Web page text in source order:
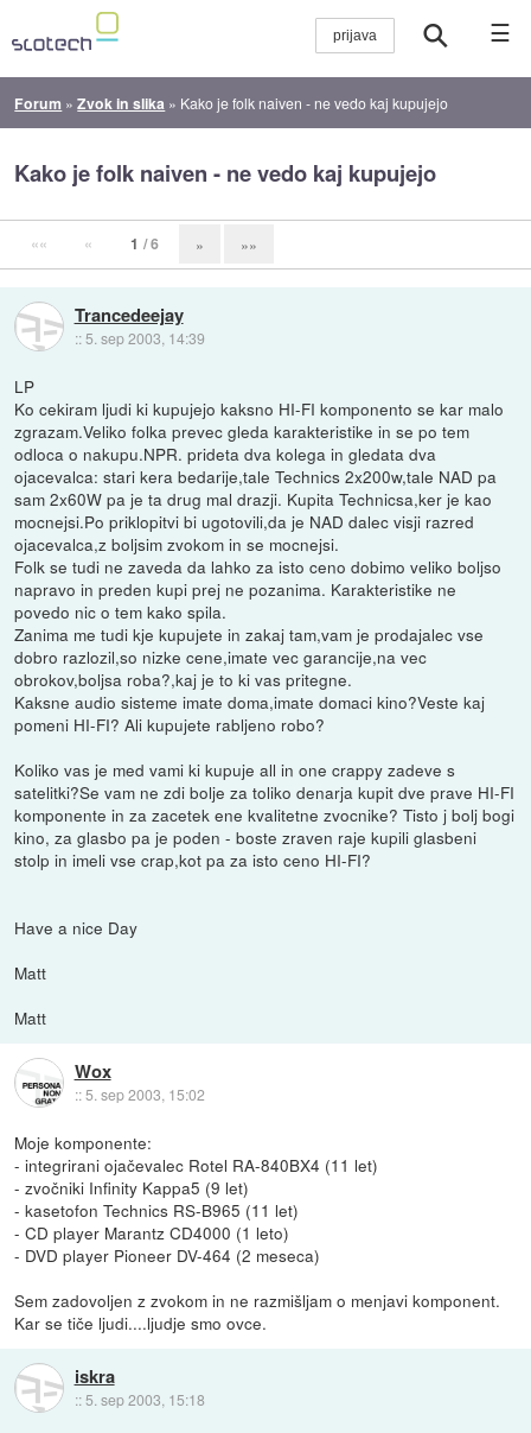
☰
Forum »Zvok in slika » Kako je folk naiven - ne vedo kaj kupujejo
Kako je folk naiven - ne vedo kaj kupujejo
«« « 1 / 6 » »»
Trancedeejay
:: 5. sep 2003, 14:39
LP
Ko cekiram ljudi ki kupujejo kaksno HI-FI komponento se kar malo
zgrazam.Veliko folka prevec gleda karakteristike in se po tem
odloca o nakupu.NPR. prideta dva kolega in gledata dva
ojacevalca: stari kera bedarije,tale Technics 2x200w,tale NAD pa
sam 2x60W pa je ta drug mal drazji. Kupita Technicsa,ker je kao
mocnejsi.Po priklopitvi bi ugotovili,da je NAD dalec visji razred
ojacevalca,z boljsim zvokom in se mocnejsi.
Folk se tudi ne zaveda da lahko za isto ceno dobimo veliko boljso
napravo in preden kupi prej ne pozanima. Karakteristike ne
povedo nic o tem kako spila.
Zanima me tudi kje kupujete in zakaj tam,vam je prodajalec vse
dobro razlozil,so nizke cene,imate vec garancije,na vec
obrokov,boljsa roba?,kaj je to ki vas pritegne.
Kaksne audio sisteme imate doma,imate domaci kino?Veste kaj
pomeni HI-FI? Ali kupujete rabljeno robo?
Koliko vas je med vami ki kupuje all in one crappy zadeve s
satelitki?Se vam ne zdi bolje za toliko denarja kupit dve prave HI-FI
komponente in za zacetek ene kvalitetne zvocnike? Tisto j bolj bogi
kino, za glasbo pa je poden - boste zraven raje kupili glasbeni
stolp in imeli vse crap,kot pa za isto ceno HI-FI?
Have a nice Day
Matt
Matt
Wox
::5. sep 2003, 15:02
Moje komponente:
- integrirani ojačevalec Rotel RA-840BX4 (11 let)
- zvočniki Infinity Kappa5 (9 let)
- kasetofon Technics RS-B965 (11 let)
- CD player Marantz CD4000 (1 leto)
- DVD player Pioneer DV-464 (2 meseca)
Sem zadovoljen z zvokom in ne razmišljam o menjavi komponent.
Kar se tiče ljudi....ljudje smo ovce.
iskra
:: 5. sep 2003, 15:18